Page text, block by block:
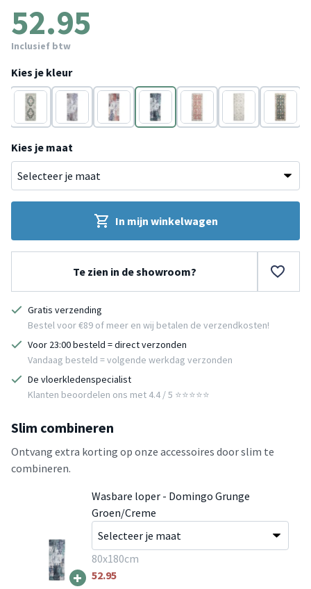
52.95
Inclusief btw
Kies je kleur
Donkergroen
Taupe Crème Groen Terracotta
Wit
Kies je maat
In mijn winkelwagen
Te zien in de showroom?
Gratis verzending
Bestel voor €89 of meer en wij betalen de verzendkosten!
Voor 23:00 besteld = direct verzonden
Vandaag besteld = volgende werkdag verzonden
De vloerkledenspecialist
Klanten beoordelen ons met 4.4 / 5 ⭐⭐⭐⭐⭐
Slim combineren
Ontvang extra korting op onze accessoires door slim te
combineren.
+
Wasbare loper - Domingo Grunge
Groen/Creme
80x180cm
52.95